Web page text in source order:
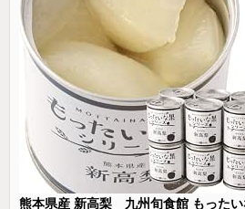
熊本県産 新高梨 九州旬食館 もった